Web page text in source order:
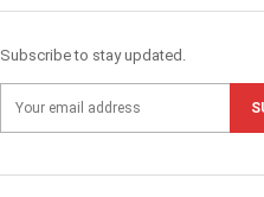
Subscribe to stay updated.